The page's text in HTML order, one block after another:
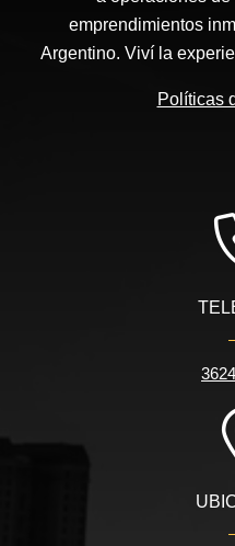
emprendimientos
Argentino. Viví la
Políticas